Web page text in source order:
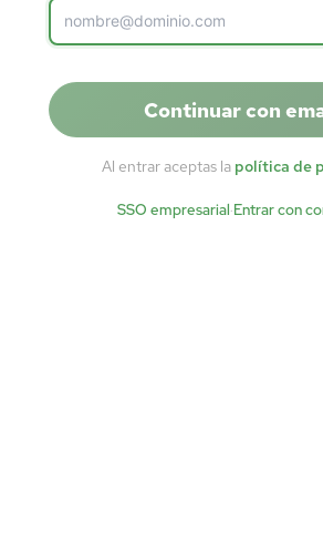
Continuar con
Al entrar aceptas la política de
SSO empresarial·Entrar con